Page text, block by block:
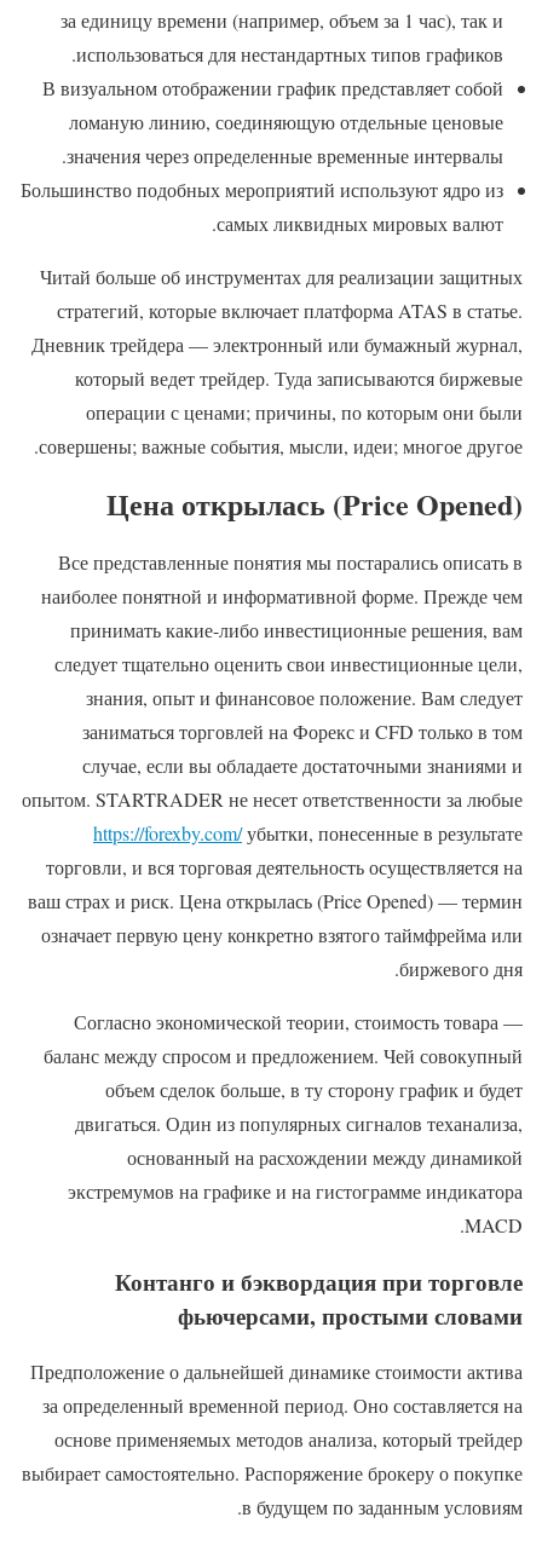
за единицу времени (например, объем за 1 час), так и
использоваться для нестандартных типов графиков.
В визуальном отображении график представляет собой
ломаную линию, соединяющую отдельные ценовые
значения через определенные временные интервалы.
Большинство подобных мероприятий используют ядро из
самых ликвидных мировых валют.
Читай больше об инструментах для реализации защитных
стратегий, которые включает платформа ATAS в статье.
Дневник трейдера — электронный или бумажный журнал,
который ведет трейдер. Туда записываются биржевые
операции с ценами; причины, по которым они были
совершены; важные события, мысли, идеи; многое другое.
Цена открылась (Price Opened)
Все представленные понятия мы постарались описать в
наиболее понятной и информативной форме. Прежде чем
принимать какие-либо инвестиционные решения, вам
следует тщательно оценить свои инвестиционные цели,
знания, опыт и финансовое положение. Вам следует
заниматься торговлей на Форекс и CFD только в том
случае, если вы обладаете достаточными знаниями и
опытом. STARTRADER не несет ответственности за любые
https://forexby.com/убытки, понесенные в результате
торговли, и вся торговая деятельность осуществляется на
ваш страх и риск. Цена открылась (Price Opened) — термин
означает первую цену конкретно взятого таймфрейма или
биржевого дня.
Согласно экономической теории, стоимость товара —
баланс между спросом и предложением. Чей совокупный
объем сделок больше, в ту сторону график и будет
двигаться. Один из популярных сигналов теханализа,
основанный на расхождении между динамикой
экстремумов на графике и на гистограмме индикатора
MACD.
Контанго и бэквордация при торговле
фьючерсами, простыми словами
Предположение о дальнейшей динамике стоимости актива
за определенный временной период. Оно составляется на
основе применяемых методов анализа, который трейдер
выбирает самостоятельно. Распоряжение брокеру о покупке
в будущем по заданным условиям.